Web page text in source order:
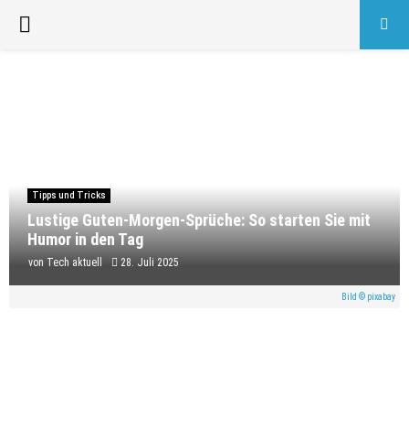
PRIMARY
Tipps und Tricks
Lustige Guten-Morgen-Sprüche: So starten Sie mit
Humor in den Tag
von Tech aktuell 28. Juli 2025
Bild © pixabay